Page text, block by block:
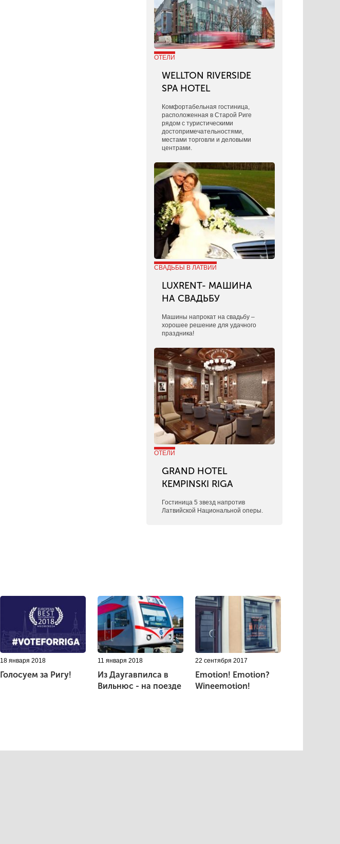
ОТЕЛИ
WELLTON RIVERSIDE
SPA HOTEL
Комфортабельная гостиница,
расположенная в Старой Риге
рядом с туристическими
достопримечательностями,
местами торговли и деловыми
центрами.
СВАДЬБЫ В ЛАТВИИ
LUXRENT- МАШИНА
НА СВАДЬБУ
​Машины напрокат на свадьбу –
хорошее решение для удачного
праздника!
ОТЕЛИ
GRAND HOTEL
KEMPINSKI RIGA
Гостиница 5 звезд напротив
Латвийской Национальной оперы.
18 января 2018
Голосуем за Ригу!
11 января 2018
Из Даугавпилса в
Вильнюс - на поезде
22 сентября 2017
Emotion! Emotion?
Wineemotion!